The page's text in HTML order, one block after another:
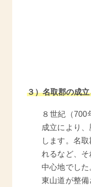
３）名取郡の成
８世紀（700
成立により
します。名
れるなど、
中心地でした
東山道が整備